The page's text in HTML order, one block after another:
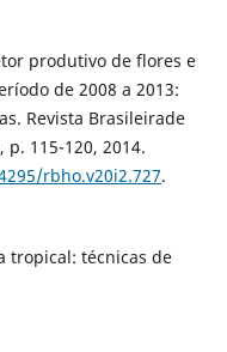
produtivo de flores e
de 2008 a 2013:
Revista Brasileirade
115-120, 2014.
rbho.v20i2.727.
tropical: técnicas de